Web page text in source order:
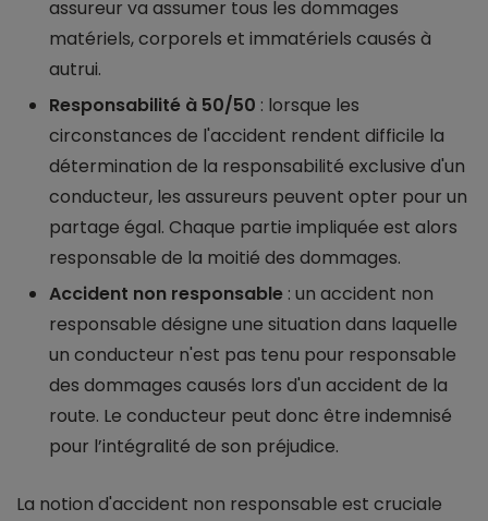
assureur va assumer tous les dommages
matériels, corporels et immatériels causés à
autrui.
Responsabilité à 50/50 : lorsque les
circonstances de l'accident rendent difficile la
détermination de la responsabilité exclusive d'un
conducteur, les assureurs peuvent opter pour un
partage égal. Chaque partie impliquée est alors
responsable de la moitié des dommages.
Accident non responsable : un accident non
responsable désigne une situation dans laquelle
un conducteur n'est pas tenu pour responsable
des dommages causés lors d'un accident de la
route. Le conducteur peut donc être indemnisé
pour l’intégralité de son préjudice.
La notion d'accident non responsable est cruciale